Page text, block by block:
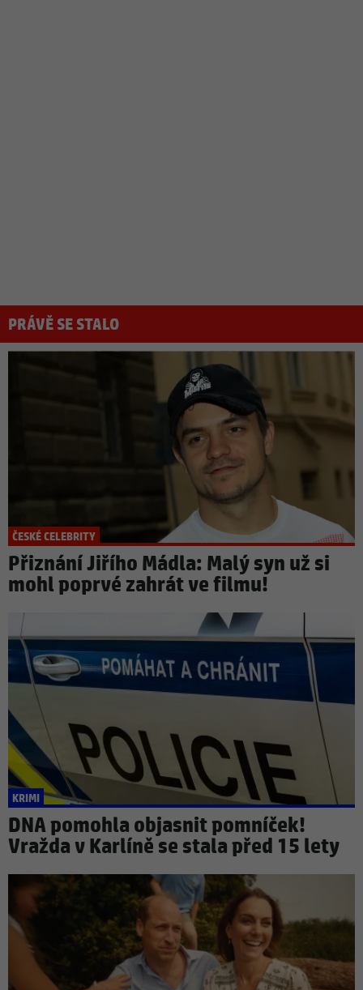
PRÁVĚ SE STALO
ČESKÉ CELEBRITY
Přiznání Jiřího Mádla: Malý syn už si
mohl poprvé zahrát ve filmu!
KRIMI
DNA pomohla objasnit pomníček!
Vražda v Karlíně se stala před 15 lety